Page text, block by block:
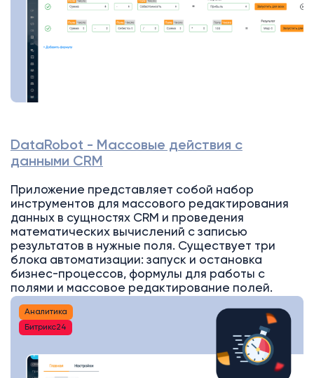
DataRobot - Массовые действия с
данными CRM
Приложение представляет собой набор
инструментов для массового редактирования
данных в сущностях CRM и проведения
математических вычислений с записью
результатов в нужные поля. Существует три
блока автоматизации: запуск и остановка
бизнес-процессов, формулы для работы с
полями и массовое редактирование полей.
Аналитика
Битрикс24